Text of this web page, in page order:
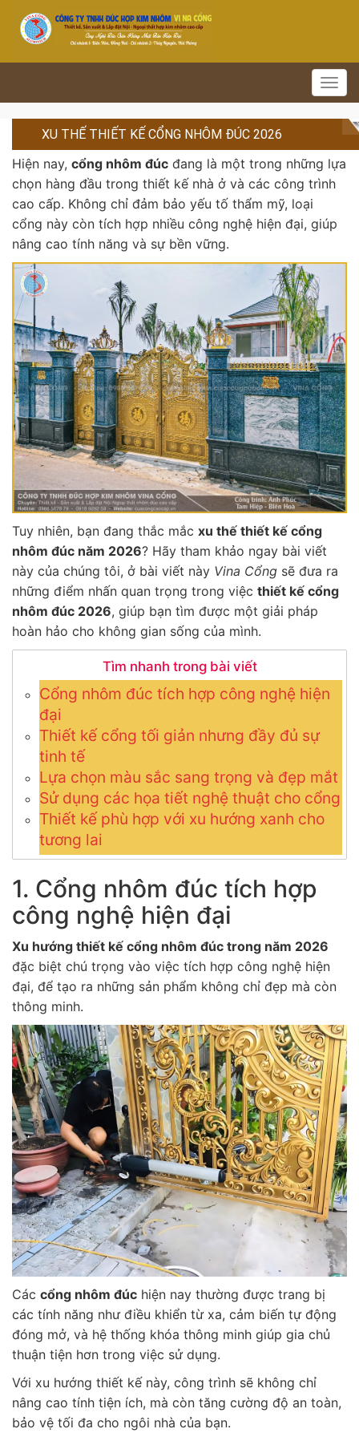
XU THẾ THIẾT KẾ CỔNG NHÔM ĐÚC 2026
Hiện nay, cổng nhôm đúc đang là một trong những lựa
chọn hàng đầu trong thiết kế nhà ở và các công trình
cao cấp. Không chỉ đảm bảo yếu tố thẩm mỹ, loại
cổng này còn tích hợp nhiều công nghệ hiện đại, giúp
nâng cao tính năng và sự bền vững.
Tuy nhiên, bạn đang thắc mắc xu thế thiết kế cổng
nhôm đúc năm 2026? Hãy tham khảo ngay bài viết
này của chúng tôi, ở bài viết này Vina Cổng sẽ đưa ra
những điểm nhấn quan trọng trong việc thiết kế cổng
nhôm đúc 2026, giúp bạn tìm được một giải pháp
hoàn hảo cho không gian sống của mình.
Tìm nhanh trong bài viết
Cổng nhôm đúc tích hợp công nghệ hiện
đại
Thiết kế cổng tối giản nhưng đầy đủ sự
tinh tế
Lựa chọn màu sắc sang trọng và đẹp mắt
Sử dụng các họa tiết nghệ thuật cho cổng
Thiết kế phù hợp với xu hướng xanh cho
tương lai
1. Cổng nhôm đúc tích hợp
công nghệ hiện đại
Xu hướng thiết kế cổng nhôm đúc trong năm 2026
đặc biệt chú trọng vào việc tích hợp công nghệ hiện
đại, để tạo ra những sản phẩm không chỉ đẹp mà còn
thông minh.
Các cổng nhôm đúc hiện nay thường được trang bị
các tính năng như điều khiển từ xa, cảm biến tự động
đóng mở, và hệ thống khóa thông minh giúp gia chủ
thuận tiện hơn trong việc sử dụng.
Với xu hướng thiết kế này, công trình sẽ không chỉ
nâng cao tính tiện ích, mà còn tăng cường độ an toàn,
bảo vệ tối đa cho ngôi nhà của bạn.